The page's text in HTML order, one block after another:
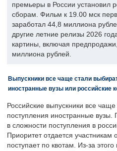
премьеры в России установил
сборам. Фильм к 19.00 мск
заработал 44,8 миллиона
другие летние релизы 2026
картины, включая
миллиона рублей.
Выпускники все чаще стали
иностранные вузы или российские
Российские выпускники все
поступления иностранные вузы.
в сложности поступления в
Приоритет отдается участникам
поступает по квотам. Из-за